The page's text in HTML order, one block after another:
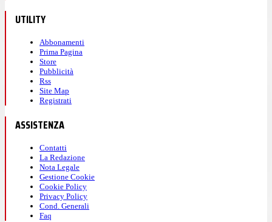
UTILITY
Abbonamenti
Prima Pagina
Store
Pubblicità
Rss
Site Map
Registrati
ASSISTENZA
Contatti
La Redazione
Nota Legale
Gestione Cookie
Cookie Policy
Privacy Policy
Cond. Generali
Faq